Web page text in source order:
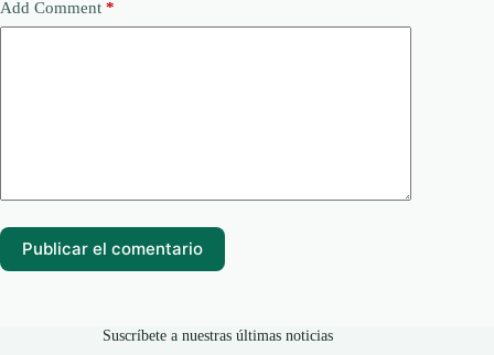
Add Comment *
Publicar el comentario
Suscríbete a nuestras últimas noticias